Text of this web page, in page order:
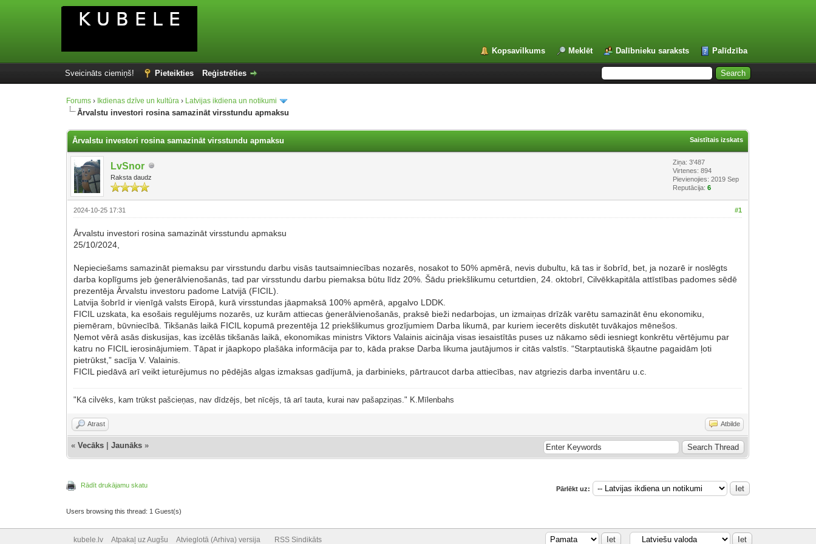
Kopsavilkums Meklēt Dalībnieku saraksts Palīdzība
Sveicināts ciemiņš! Pieteikties Reģistrēties
Forums › Ikdienas dzīve un kultūra › Latvijas ikdiena un notikumi
Ārvalstu investori rosina samazināt virsstundu apmaksu
Saistītais izskats
Ārvalstu investori rosina samazināt virsstundu apmaksu
LvSnor
Raksta daudz
Ziņa: 3'487
Virtenes: 894
Pievienojies: 2019 Sep
Reputācija:6
#1
2024-10-25 17:31
Ārvalstu investori rosina samazināt virsstundu apmaksu
25/10/2024,
Nepieciešams samazināt piemaksu par virsstundu darbu visās tautsaimniecības nozarēs, nosakot to 50% apmērā, nevis dubultu, kā tas ir šobrīd, bet, ja nozarē ir noslēgts
darba koplīgums jeb ģenerālvienošanās, tad par virsstundu darbu piemaksa būtu līdz 20%. Šādu priekšlikumu ceturtdien, 24. oktobrī, Cilvēkkapitāla attīstības padomes sēdē
prezentēja Ārvalstu investoru padome Latvijā (FICIL).
Latvija šobrīd ir vienīgā valsts Eiropā, kurā virsstundas jāapmaksā 100% apmērā, apgalvo LDDK.
FICIL uzskata, ka esošais regulējums nozarēs, uz kurām attiecas ģenerālvienošanās, praksē bieži nedarbojas, un izmaiņas drīzāk varētu samazināt ēnu ekonomiku,
piemēram, būvniecībā. Tikšanās laikā FICIL kopumā prezentēja 12 priekšlikumus grozījumiem Darba likumā, par kuriem iecerēts diskutēt tuvākajos mēnešos.
Ņemot vērā asās diskusijas, kas izcēlās tikšanās laikā, ekonomikas ministrs Viktors Valainis aicināja visas iesaistītās puses uz nākamo sēdi iesniegt konkrētu vērtējumu par
katru no FICIL ierosinājumiem. Tāpat ir jāapkopo plašāka informācija par to, kāda prakse Darba likuma jautājumos ir citās valstīs. “Starptautiskā šķautne pagaidām ļoti
pietrūkst,” sacīja V. Valainis.
FICIL piedāvā arī veikt ieturējumus no pēdējās algas izmaksas gadījumā, ja darbinieks, pārtraucot darba attiecības, nav atgriezis darba inventāru u.c.
"Kā cilvēks, kam trūkst pašcieņas, nav dīdzējs, bet nīcējs, tā arī tauta, kurai nav pašapziņas." K.Mīlenbahs
Atrast Atbilde
«Vecāks |Jaunāks »
Rādīt drukājamu skatu Pārlēkt uz:
Users browsing this thread: 1 Guest(s)
kubele.lv Atpakaļ uz Augšu Atvieglotā (Arhiva) versija RSS Sindikāts